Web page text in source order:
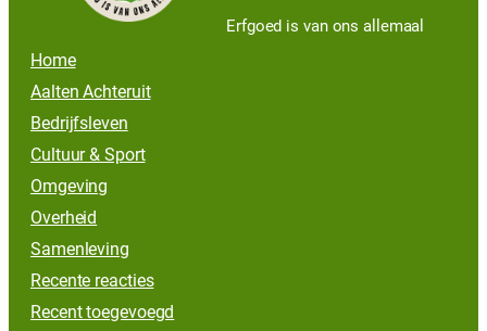
Erfgoed is van ons allemaal
Home
Aalten Achteruit
Bedrijfsleven
Cultuur & Sport
Omgeving
Overheid
Samenleving
Recente reacties
Recent toegevoegd